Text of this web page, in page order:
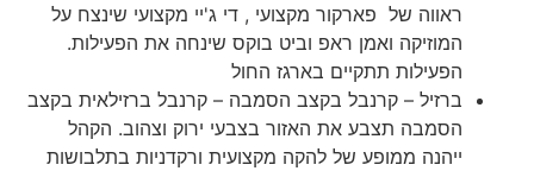
ראווה של פארקור מקצועי , די ג'יי מקצועי שינצח על
המוזיקה ואמן ראפ וביט בוקס שינחה את הפעילות.
הפעילות תתקיים בארגז החול
ברזיל – קרנבל בקצב הסמבה – קרנבל ברזילאית בקצב
הסמבה תצבע את האזור בצבעי ירוק וצהוב. הקהל
ייהנה ממופע של להקה מקצועית ורקדניות בתלבושות